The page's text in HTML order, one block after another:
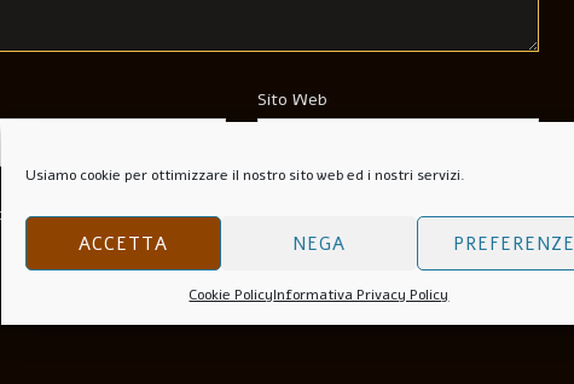
Usiamo cookie per ottimizzare il nostro sito web ed i nostri servizi.
ACCETTA NEGA PREFERENZE
Cookie PolicyInformativa Privacy Policy
Sito Web
Per La Prossima Volta Che Commento.